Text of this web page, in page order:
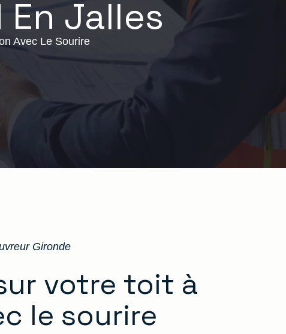
Jalles
Avec Le Sourire
Gironde
votre toit à
le sourire